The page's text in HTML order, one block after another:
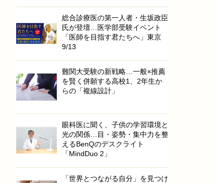
総合診療医の第一人者・生坂政臣
氏が登壇…医学部受験イベント
「医師を目指す君たちへ」東京
9/13
難関大受験の新戦略…一般×推薦
を賢く併願する高校1、2年生か
らの「複線設計」
眼科医に聞く、子供の学習環境と
光の関係…目・姿勢・集中力を整
えるBenQのデスクライト
「MindDuo 2」
「世界とつながる自分」を見つけ